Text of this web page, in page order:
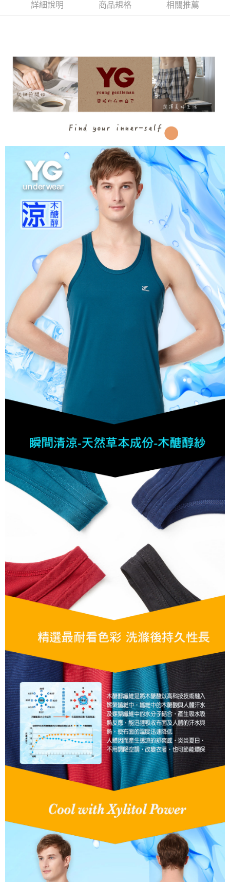
AFTEE先享後付
１．簡單：不需註冊會員、不需綁卡、不需儲值。
２．便利：只要手機號碼，簡訊認證，即可結帳。
３．安心：先確認商品／服務後，再付款。
【「AFTEE先享後付」結帳流程】
１．於結帳方式選擇「AFTEE先享後付」後，將跳轉至「AFTEE先享後付」
２．訂單成立數日內，您將收到繳費通知簡訊。
３．收到繳費通知簡訊後14天內，點擊此簡訊中的連結，可透過四大超商／
ATM／網路銀行／等多元方式進行付款，方視為交易完成。
※ 請注意：結帳手續完成當下不需立刻繳費，但若您需要取消訂單，請聯絡
購買商品的店家。未經商家同意取消之訂單仍視為有效，需透過AFTEE先享
後付繳納相關費用。
※ 交易是否成功請以「AFTEE先享後付 」之結帳頁面顯示為準，若有關於
是否繳費成功／繳費後需取消欲退款等相關疑問，請聯繫「AFTEE先享後付
客戶支援中心」https://netprotections.freshdesk.com/support/home
【注意事項】
１．透過由恩沛科技股份有限公司提供之「AFTEE先享後付」服務完成之交
易，需依本服務之必要範圍內提供個人資料，並將交易相關給付款項請求債
權轉讓予恩沛科技股份有限公司。
２．關於個人資料處理事宜，請瀏覽以下網址：
https://aftee.tw/terms/#terms3
３．未成年的使用者請事先徵得法定代理人或監護人之同意方可使用
「AFTEE先享後付」，若未經同意申辦者引起之損失，本公司不負相關責
任。
４．使用「AFTEE先享後付」時，將依據個別帳號之用戶狀況，依本公司即
時審查核予不同之上限額度；若仍有額度不足之情形，本公司將視審查結果
請求用戶進行身份認證。
５．嚴禁一人註冊多個帳號或使用他人資訊註冊。若發現惡意使用之情形，
恩沛科技股份有限公司將有權停止該用戶之使用額度並採取法律行動。
全家取貨付款
每筆NT$80，滿NT$899(含以上)免運費
付款後全家取貨
每筆NT$80，滿NT$899(含以上)免運費
每筆NT$80，滿NT$899(含以上)免運費
付款後7-11取貨
每筆NT$80，滿NT$899(含以上)免運費
每筆NT$100，滿NT$899(含以上)免運費
詳細說明 商品規格 相關推薦